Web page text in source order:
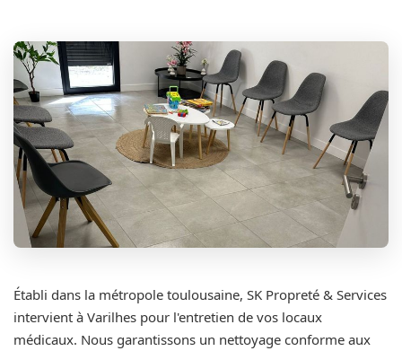
Établi dans la métropole toulousaine, SK Propreté & Services
intervient à Varilhes pour l'entretien de vos locaux
médicaux. Nous garantissons un nettoyage conforme aux